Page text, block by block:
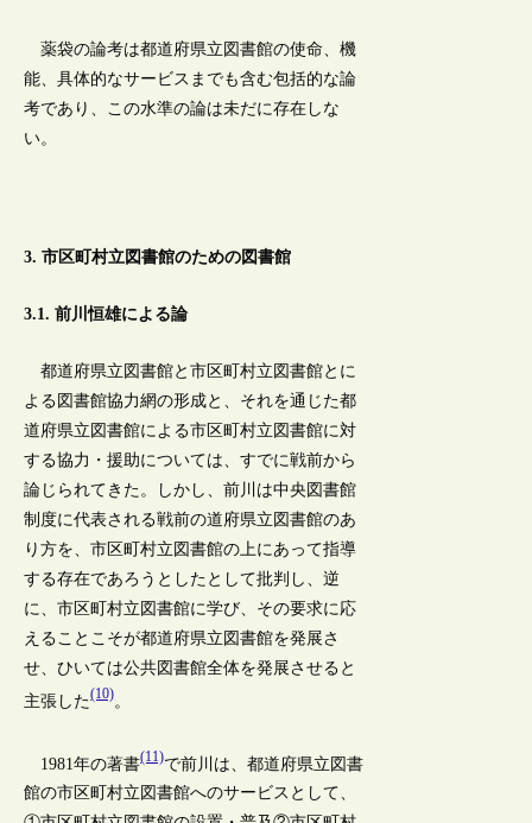
薬袋の論考は都道府県立図書館の使命、機
能、具体的なサービスまでも含む包括的な論
考であり、この水準の論は未だに存在しな
い。
3. 市区町村立図書館のための図書館
3.1. 前川恒雄による論
都道府県立図書館と市区町村立図書館とに
よる図書館協力網の形成と、それを通じた都
道府県立図書館による市区町村立図書館に対
する協力・援助については、すでに戦前から
論じられてきた。しかし、前川は中央図書館
制度に代表される戦前の道府県立図書館のあ
り方を、市区町村立図書館の上にあって指導
する存在であろうとしたとして批判し、逆
に、市区町村立図書館に学び、その要求に応
えることこそが都道府県立図書館を発展さ
せ、ひいては公共図書館全体を発展させると
主張した(10)。
1981年の著書(11)で前川は、都道府県立図書
館の市区町村立図書館へのサービスとして、